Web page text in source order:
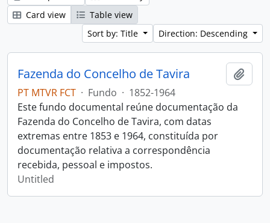
Card view
Table view
Sort by: Title
Direction: Descending
Fazenda do Concelho de Tavira
PT MTVR FCT · Fundo · 1852-1964
Este fundo documental reúne documentação da
Fazenda do Concelho de Tavira, com datas
extremas entre 1853 e 1964, constituída por
documentação relativa a correspondência
recebida, pessoal e impostos.
Untitled